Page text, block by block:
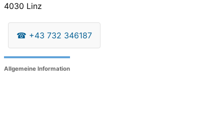
4030 Linz
☎ +43 732 346187
Allgemeine Information